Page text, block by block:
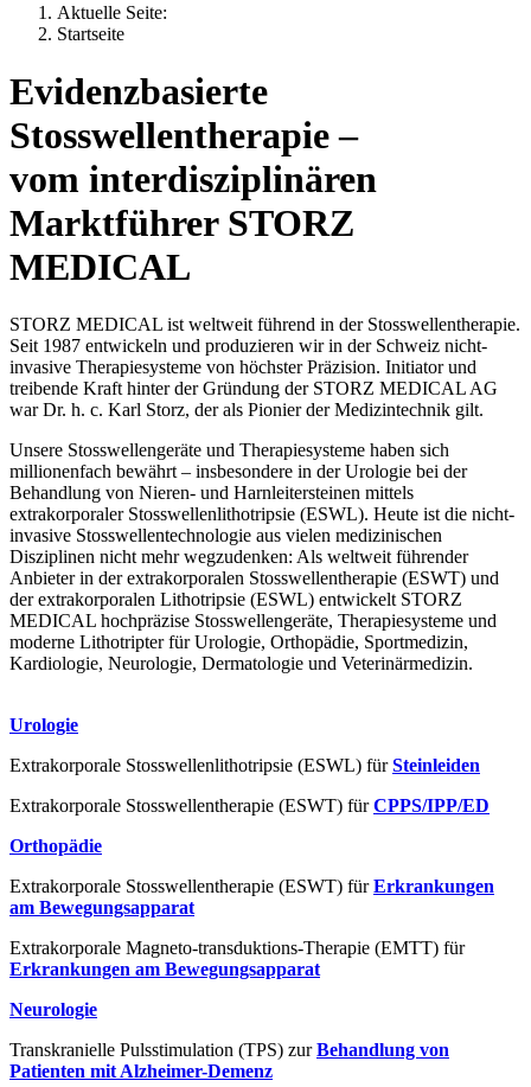
Aktuelle Seite:
Startseite
Evidenzbasierte
Stosswellentherapie –
vom interdisziplinären
Marktführer STORZ
MEDICAL
STORZ MEDICAL ist weltweit führend in der Stosswellentherapie.
Seit 1987 entwickeln und produzieren wir in der Schweiz nicht-
invasive Therapiesysteme von höchster Präzision. Initiator und
treibende Kraft hinter der Gründung der STORZ MEDICAL AG
war Dr. h. c. Karl Storz, der als Pionier der Medizintechnik gilt.
Unsere Stosswellengeräte und Therapiesysteme haben sich
millionenfach bewährt – insbesondere in der Urologie bei der
Behandlung von Nieren- und Harnleitersteinen mittels
extrakorporaler Stosswellenlithotripsie (ESWL). Heute ist die nicht-
invasive Stosswellentechnologie aus vielen medizinischen
Disziplinen nicht mehr wegzudenken: Als weltweit führender
Anbieter in der extrakorporalen Stosswellentherapie (ESWT) und
der extrakorporalen Lithotripsie (ESWL) entwickelt STORZ
MEDICAL hochpräzise Stosswellengeräte, Therapiesysteme und
moderne Lithotripter für Urologie, Orthopädie, Sportmedizin,
Kardiologie, Neurologie, Dermatologie und Veterinärmedizin.
Urologie
Extrakorporale Stosswellenlithotripsie (ESWL) fürSteinleiden
Extrakorporale Stosswellentherapie (ESWT) fürCPPS/IPP/ED
Orthopädie
Extrakorporale Stosswellentherapie (ESWT) fürErkrankungen
am Bewegungsapparat
Extrakorporale Magneto-transduktions-Therapie (EMTT) für
Erkrankungen am Bewegungsapparat
Neurologie
Transkranielle Pulsstimulation (TPS) zurBehandlung von
Patienten mit Alzheimer-Demenz